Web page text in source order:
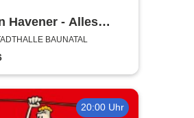
Havener - Alles
BAUNATAL
20:00 Uhr